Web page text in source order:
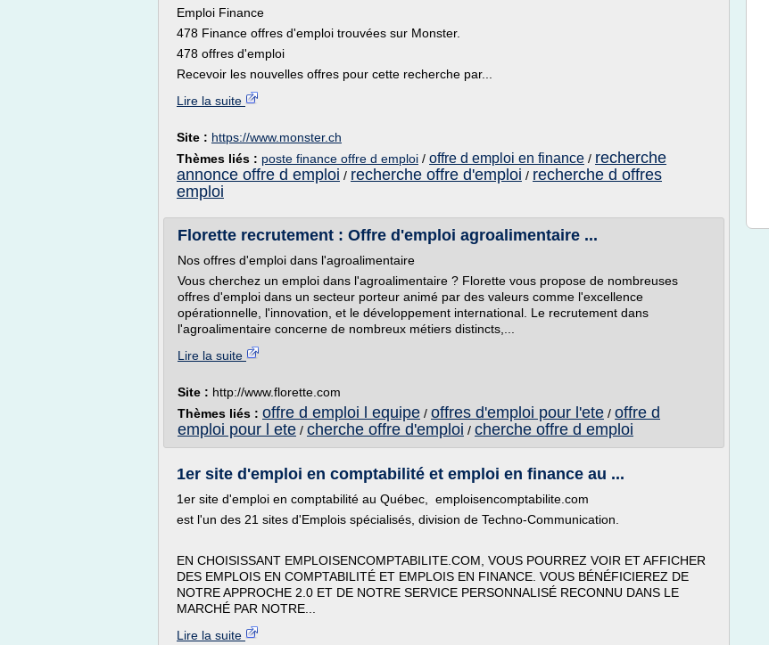
Emploi Finance
478 Finance offres d'emploi trouvées sur Monster.
478 offres d'emploi
Recevoir les nouvelles offres pour cette recherche par...
Lire la suite
Site : https://www.monster.ch
Thèmes liés : poste finance offre d emploi / offre d emploi en finance / recherche
annonce offre d emploi / recherche offre d'emploi / recherche d offres
emploi
Florette recrutement : Offre d'emploi agroalimentaire ...
Nos offres d'emploi dans l'agroalimentaire
Vous cherchez un emploi dans l'agroalimentaire ? Florette vous propose de nombreuses
offres d'emploi dans un secteur porteur animé par des valeurs comme l'excellence
opérationnelle, l'innovation, et le développement international. Le recrutement dans
l'agroalimentaire concerne de nombreux métiers distincts,...
Lire la suite
Site : http://www.florette.com
Thèmes liés : offre d emploi l equipe / offres d'emploi pour l'ete / offre d
emploi pour l ete / cherche offre d'emploi / cherche offre d emploi
1er site d'emploi en comptabilité et emploi en finance au ...
1er site d'emploi en comptabilité au Québec, emploisencomptabilite.com
est l'un des 21 sites d'Emplois spécialisés, division de Techno-Communication.
EN CHOISISSANT EMPLOISENCOMPTABILITE.COM, VOUS POURREZ VOIR ET AFFICHER
DES EMPLOIS EN COMPTABILITÉ ET EMPLOIS EN FINANCE. VOUS BÉNÉFICIEREZ DE
NOTRE APPROCHE 2.0 ET DE NOTRE SERVICE PERSONNALISÉ RECONNU DANS LE
MARCHÉ PAR NOTRE...
Lire la suite